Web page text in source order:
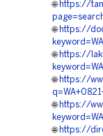
🌐 https://
🌐 https://
🌐 https://
🌐 https://
🌐 https://
🌐 https://